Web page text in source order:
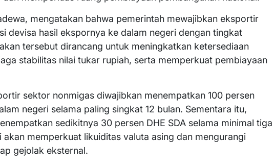
mengatakan bahwa pemerintah mewajibkan eksportir
devisa hasil ekspornya ke dalam negeri dengan tingkat
tersebut dirancang untuk meningkatkan ketersediaan
stabilitas nilai tukar rupiah, serta memperkuat pembiayaan
sektor nonmigas diwajibkan menempatkan 100 persen
negeri selama paling singkat 12 bulan. Sementara itu,
sedikitnya 30 persen DHE SDA selama minimal tiga
akan memperkuat likuiditas valuta asing dan mengurangi
gejolak eksternal.